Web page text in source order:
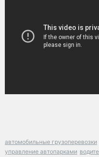
автомобильные грузоперевозки
управление автопарками